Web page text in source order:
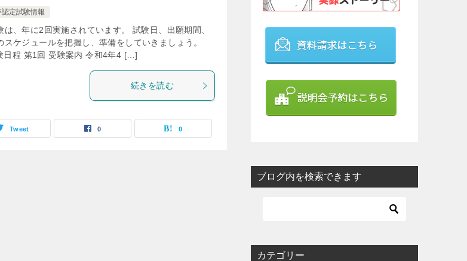
認定試験情報
、年に2回実施されています。 試験日、出願期間、
ケジュールを把握し、準備をしていきましょう。
日程 第1回 受験案内 令和4年4 […]
続きを読む
Tweet 0 0
ブログ内を検索できます
カテゴリー